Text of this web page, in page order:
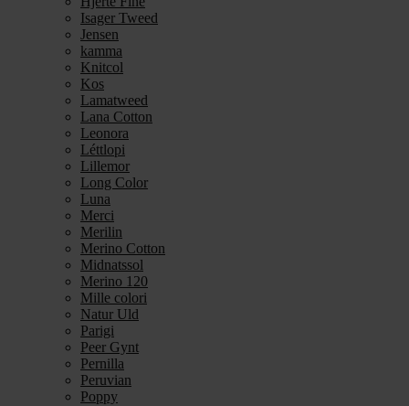
Isager Tweed
Jensen
kamma
Knitcol
Kos
Lamatweed
Lana Cotton
Leonora
Léttlopi
Lillemor
Long Color
Luna
Merci
Merilin
Merino Cotton
Midnatssol
Merino 120
Mille colori
Natur Uld
Parigi
Peer Gynt
Pernilla
Peruvian
Poppy